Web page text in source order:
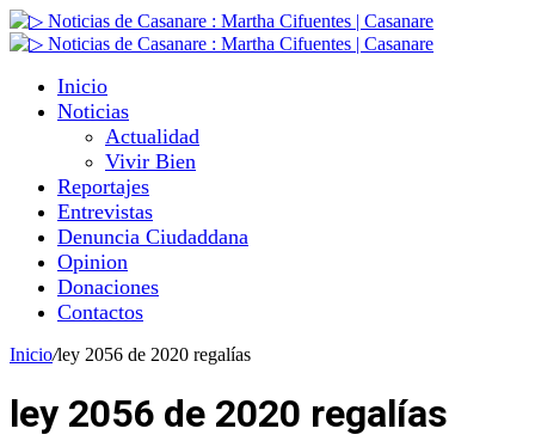
Inicio
Noticias
Actualidad
Vivir Bien
Reportajes
Entrevistas
Denuncia Ciudaddana
Opinion
Donaciones
Contactos
Inicio/ley 2056 de 2020 regalías
ley 2056 de 2020 regalías